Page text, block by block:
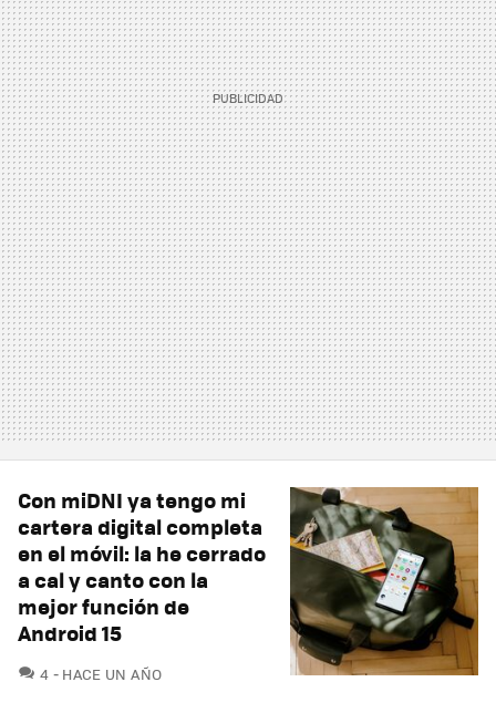
Con miDNI ya tengo mi
cartera digital completa
en el móvil: la he cerrado
a cal y canto con la
mejor función de
Android 15
4 COMENTARIOS
HACE UN AÑO